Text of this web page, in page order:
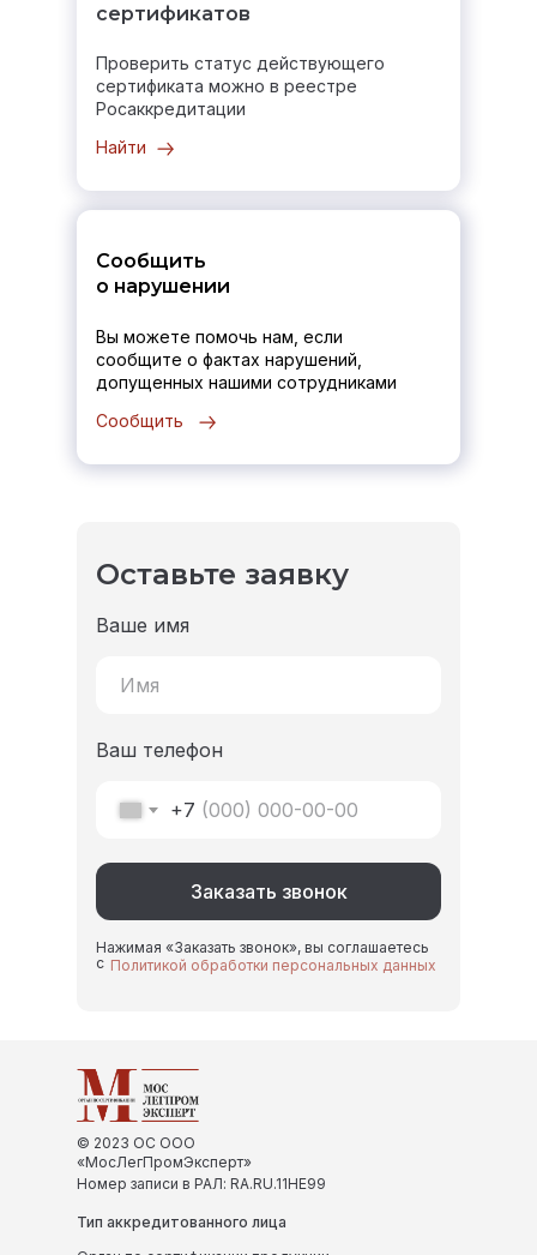
Сообщить
Вы можете помочь нам, если
сообщите о фактах нарушений,
допущенных нашими сотрудниками
Сообщить
о нарушении
Найти
Проверить статус действующего
сертификата можно в реестре
Росаккредитации
сертификатов
Оставьте заявку
Ваше имя
Ваш телефон
+7
Заказать звонок
Нажимая «Заказать звонок», вы соглашаетесь
с Политикой обработки персональных данных
© 2023 ОС ООО
«МосЛегПромЭксперт»
Номер записи в РАЛ: RA.RU.11НЕ99
Тип аккредитованного лица